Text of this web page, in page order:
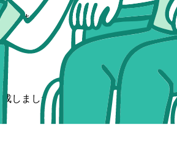
成しました！
成しました！